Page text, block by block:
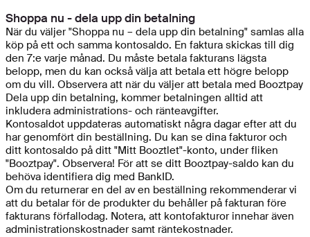
Shoppa nu - dela upp din betalning
När du väljer "Shoppa nu – dela upp din betalning" samlas alla
köp på ett och samma kontosaldo. En faktura skickas till dig
den 7:e varje månad. Du måste betala fakturans lägsta
belopp, men du kan också välja att betala ett högre belopp
om du vill. Observera att när du väljer att betala med Booztpay
Dela upp din betalning, kommer betalningen alltid att
inkludera administrations- och ränteavgifter.
Kontosaldot uppdateras automatiskt några dagar efter att du
har genomfört din beställning. Du kan se dina fakturor och
ditt kontosaldo på ditt "Mitt Booztlet"-konto, under fliken
"Booztpay". Observera! För att se ditt Booztpay-saldo kan du
behöva identifiera dig med BankID.
Om du returnerar en del av en beställning rekommenderar vi
att du betalar för de produkter du behåller på fakturan före
fakturans förfallodag. Notera, att kontofakturor innehar även
administrationskostnader samt räntekostnader.